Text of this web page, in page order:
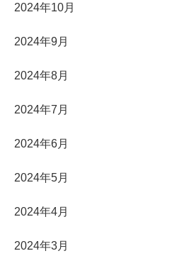
2024年10月
2024年9月
2024年8月
2024年7月
2024年6月
2024年5月
2024年4月
2024年3月